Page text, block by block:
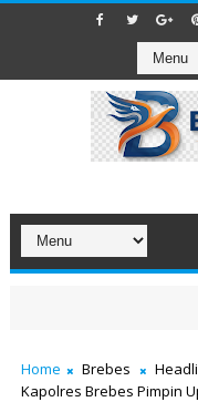
Home Brebes
Kapolres Brebes Pimpin